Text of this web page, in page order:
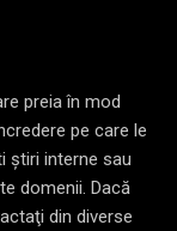
preia în mod
pe care le
ştiri interne sau
domenii. Dacă
din diverse